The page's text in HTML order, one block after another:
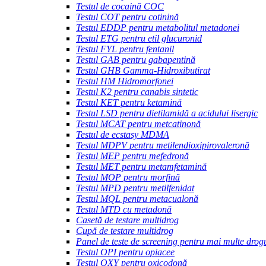
Testul de cocaină COC
Testul COT pentru cotinină
Testul EDDP pentru metabolitul metadonei
Testul ETG pentru etil glucuronid
Testul FYL pentru fentanil
Testul GAB pentru gabapentină
Testul GHB Gamma-Hidroxibutirat
Testul HM Hidromorfonei
Testul K2 pentru canabis sintetic
Testul KET pentru ketamină
Testul LSD pentru dietilamidă a acidului lisergic
Testul MCAT pentru metcatinonă
Testul de ecstasy MDMA
Testul MDPV pentru metilendioxipirovaleronă
Testul MEP pentru mefedronă
Testul MET pentru metamfetamină
Testul MOP pentru morfină
Testul MPD pentru metilfenidat
Testul MQL pentru metacualonă
Testul MTD cu metadonă
Casetă de testare multidrog
Cupă de testare multidrog
Panel de teste de screening pentru mai multe
Testul OPI pentru opiacee
Testul OXY pentru oxicodonă